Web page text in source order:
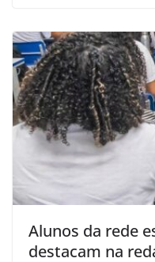
Alunos da rede
destacam na